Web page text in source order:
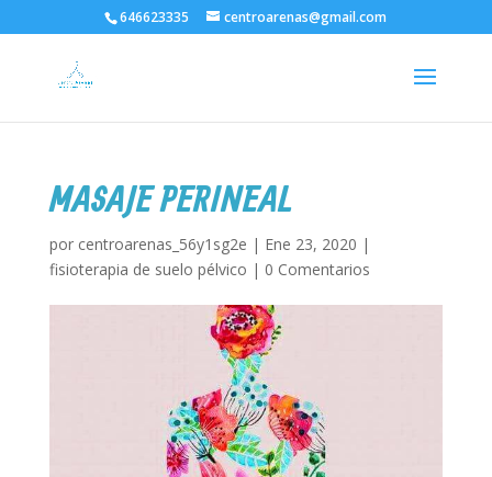
646623335 centroarenas@gmail.com
MASAJE PERINEAL
por centroarenas_56y1sg2e | Ene 23, 2020 |
fisioterapia de suelo pélvico | 0 Comentarios